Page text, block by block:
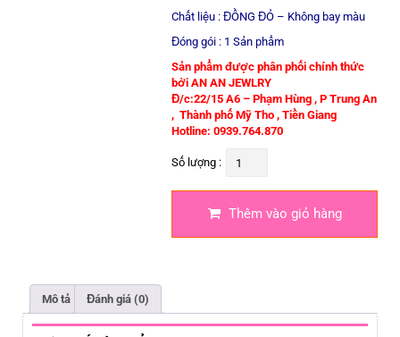
Chất liệu : ĐỒNG ĐỎ – Không bay màu
Đóng gói : 1 Sản phẩm
Sản phẩm được phân phối chính thức
bởiAN AN JEWLRY
Đ/c:22/15 A6 – Phạm Hùng , P Trung An
, Thành phố Mỹ Tho , Tiền Giang
Hotline: 0939.764.870
Số lượng : Bông
Tai
Đồng
Thêm vào giỏ hàng
Mô tả Đánh giá (0)